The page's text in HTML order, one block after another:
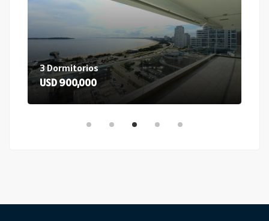
3 Dormitorios
USD 900,000